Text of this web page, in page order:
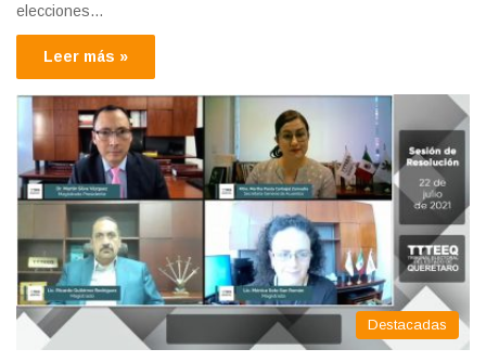
elecciones…
Leer más »
Destacadas